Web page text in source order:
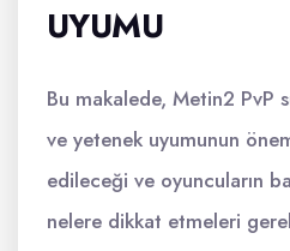
UYUMU
Bu makalede, Metin2 PvP
ve yetenek uyumunun
edileceği ve oyuncuların
nelere dikkat etmeleri